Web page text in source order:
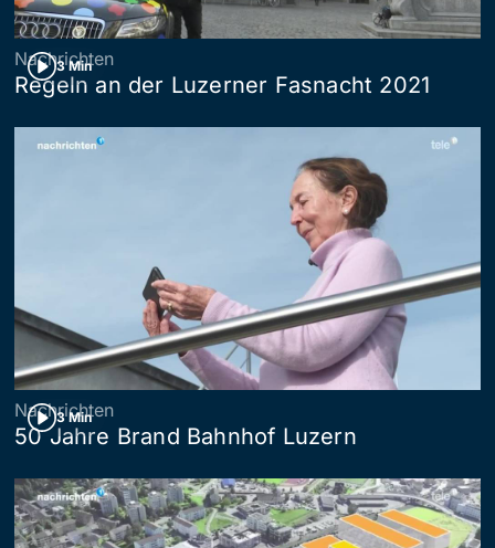
3 Min
Nachrichten
Regeln an der Luzerner Fasnacht 2021
3 Min
Nachrichten
50 Jahre Brand Bahnhof Luzern